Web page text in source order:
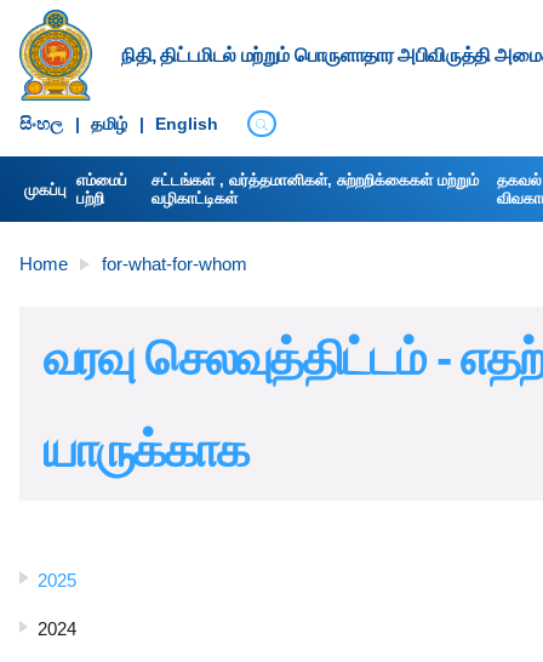
நிதி, திட்டமிடல் மற்றும் பொருளாதார அபிவிருத்தி
සිංහ​ල | தமிழ் | English
முகப்பு எம்மைப்
பற்றி
சட்டங்கள் , வர்த்தமானிகள், சுற்றறிக்கைகள் மற்றும்
வழிகாட்டிகள்
தகவல்
Home for-what-for-whom
வரவு செலவுத்திட்டம் -
யாருக்காக
2025
2024